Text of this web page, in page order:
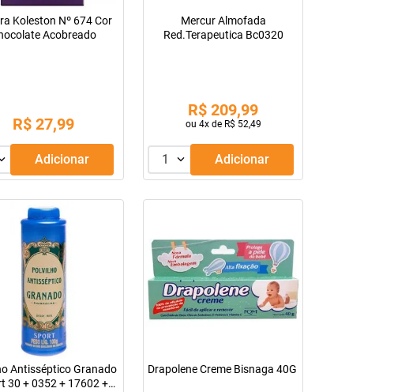
Koleston Nº 674 Cor
Acobreado
R$ 27,99
Adicionar
Mercur Almofada
Red.Terapeutica Bc0320
R$ 209,99
ou 4x de R$ 52,49
1 Adicionar
Antisséptico Granado
30 + 0352 + 17602 +
Drapolene Creme Bisnaga 40G